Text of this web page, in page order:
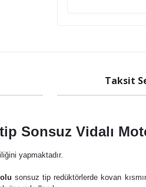
Taksit
Sonsuz Vidalı
yapmaktadır.
sonsuz tip redüktörlerde kovan